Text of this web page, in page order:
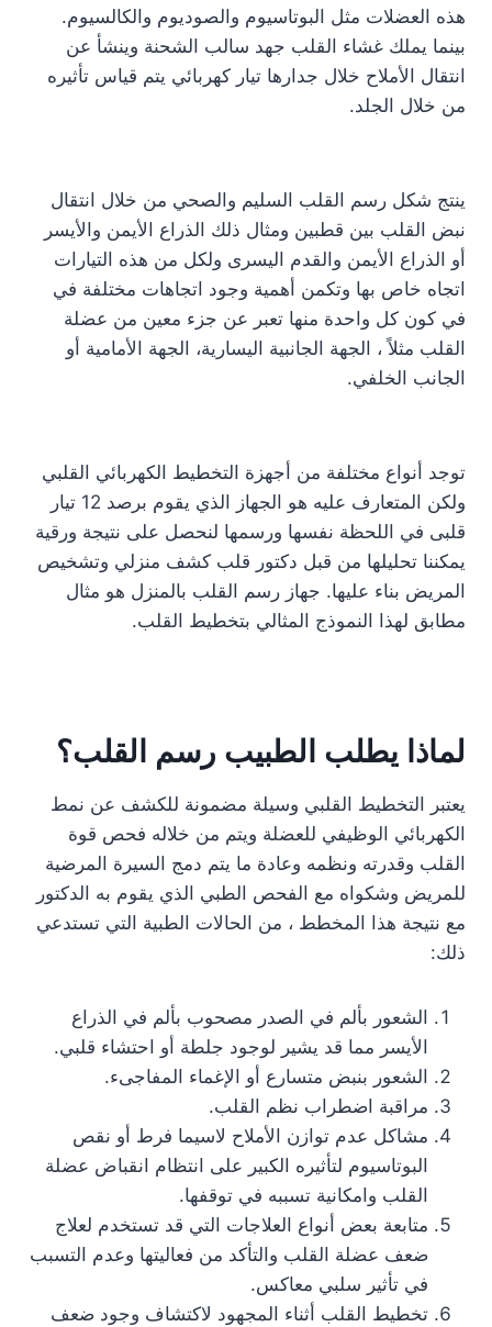
هذه العضلات مثل البوتاسيوم والصوديوم والكالسيوم.
بينما يملك غشاء القلب جهد سالب الشحنة وينشأ عن
انتقال الأملاح خلال جدارها تيار كهربائي يتم قياس تأثيره
من خلال الجلد.
ينتج شكل رسم القلب السليم والصحي من خلال انتقال
نبض القلب بين قطبين ومثال ذلك الذراع الأيمن والأيسر
أو الذراع الأيمن والقدم اليسرى ولكل من هذه التيارات
اتجاه خاص بها وتكمن أهمية وجود اتجاهات مختلفة في
في كون كل واحدة منها تعبر عن جزء معين من عضلة
القلب مثلاً ، الجهة الجانبية اليسارية، الجهة الأمامية أو
الجانب الخلفي.
توجد أنواع مختلفة من أجهزة التخطيط الكهربائي القلبي
ولكن المتعارف عليه هو الجهاز الذي يقوم برصد 12 تيار
قلبى في اللحظة نفسها ورسمها لنحصل على نتيجة ورقية
يمكننا تحليلها من قبل دكتور قلب كشف منزلي وتشخيص
المريض بناء عليها. جهاز رسم القلب بالمنزل هو مثال
مطابق لهذا النموذج المثالي بتخطيط القلب.
لماذا يطلب الطبيب رسم القلب؟
يعتبر التخطيط القلبي وسيلة مضمونة للكشف عن نمط
الكهربائي الوظيفي للعضلة ويتم من خلاله فحص قوة
القلب وقدرته ونظمه وعادة ما يتم دمج السيرة المرضية
للمريض وشكواه مع الفحص الطبي الذي يقوم به الدكتور
مع نتيجة هذا المخطط ، من الحالات الطبية التي تستدعي
ذلك:
الشعور بألم في الصدر مصحوب بألم في الذراع
الأيسر مما قد يشير لوجود جلطة أو احتشاء قلبي.
الشعور بنبض متسارع أو الإغماء المفاجىء.
مراقبة اضطراب نظم القلب.
مشاكل عدم توازن الأملاح لاسيما فرط أو نقص
البوتاسيوم لتأثيره الكبير على انتظام انقباض عضلة
القلب وامكانية تسببه في توقفها.
متابعة بعض أنواع العلاجات التي قد تستخدم لعلاج
ضعف عضلة القلب والتأكد من فعاليتها وعدم التسبب
في تأثير سلبي معاكس.
تخطيط القلب أثناء المجهود لاكتشاف وجود ضعف